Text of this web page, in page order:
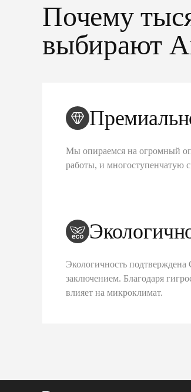
Почему
выбирают
Мы опираемся на огромный
работы, и многоступенчатую
Экологичность
заключением. Благодаря
влияет на микроклимат.